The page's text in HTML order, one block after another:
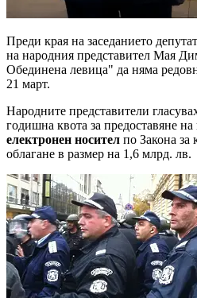
Преди края на заседанието
на народния представител Мая
Обединена левица" да няма
21 март.
Народните представители
годишна квота за предоставяне на
електронен носител по Закона за
облагане в размер на 1,6 млрд. лв.